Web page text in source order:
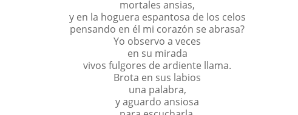
mortales ansias,
y en la hoguera espantosa de los celos
pensando en él mi corazón se abrasa?
Yo observo a veces
en su mirada
vivos fulgores de ardiente llama.
Brota en sus labios
una palabra,
y aguardo ansiosa